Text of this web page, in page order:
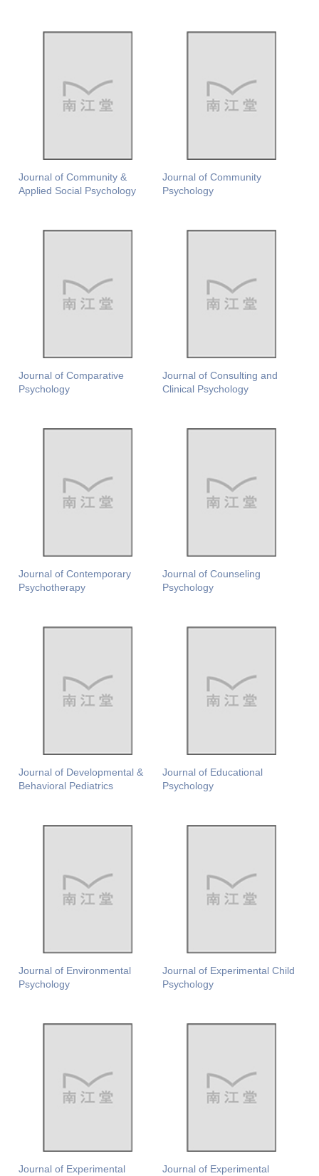
Journal of Community &
Applied Social Psychology
Journal of Community
Psychology
Journal of Comparative
Psychology
Journal of Consulting and
Clinical Psychology
Journal of Contemporary
Psychotherapy
Journal of Counseling
Psychology
Journal of Developmental &
Behavioral Pediatrics
Journal of Educational
Psychology
Journal of Environmental
Psychology
Journal of Experimental Child
Psychology
Journal of Experimental
Journal of Experimental